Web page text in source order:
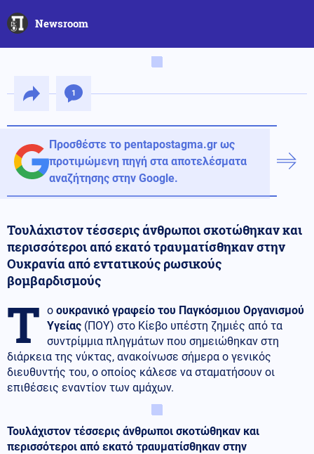
Newsroom
1
Προσθέστε το pentapostagma.gr ως
προτιμώμενη πηγή στα αποτελέσματα
αναζήτησης στην Google.
Τουλάχιστον τέσσερις άνθρωποι σκοτώθηκαν και
περισσότεροι από εκατό τραυματίσθηκαν στην
Ουκρανία από εντατικούς ρωσικούς
βομβαρδισμούς
Τ ο ουκρανικό γραφείο του Παγκόσμιου Οργανισμού
Υγείας (ΠΟΥ) στο Κίεβο υπέστη ζημιές από τα
συντρίμμια πληγμάτων που σημειώθηκαν στη
διάρκεια της νύκτας, ανακοίνωσε σήμερα ο γενικός
διευθυντής του, ο οποίος κάλεσε να σταματήσουν οι
επιθέσεις εναντίον των αμάχων.
Τουλάχιστον τέσσερις άνθρωποι σκοτώθηκαν και
περισσότεροι από εκατό τραυματίσθηκαν στην